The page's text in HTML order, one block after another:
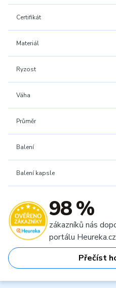
Certifikát
Materiál
Ryzost
Váha
Průměr
Balení
Balení kapsle
98 %
zákazníků nás
portálu Heureka.cz
Přečíst